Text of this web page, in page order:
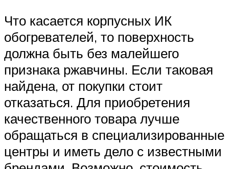
Что касается корпусных ИК
обогревателей, то поверхность
должна быть без малейшего
признака ржавчины. Если таковая
найдена, от покупки стоит
отказаться. Для приобретения
качественного товара лучше
обращаться в специализированные
центры и иметь дело с известными